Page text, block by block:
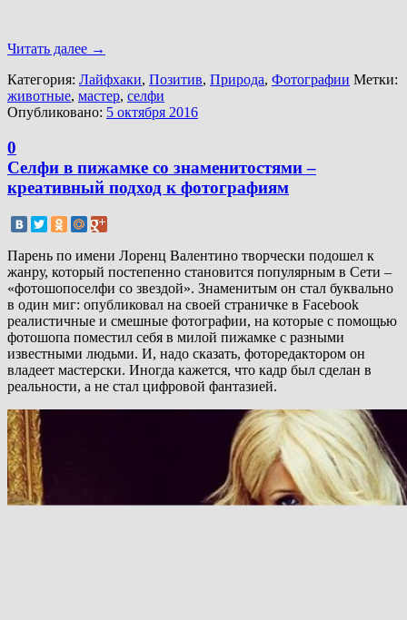
Читать далее →
Категория: Лайфхаки, Позитив, Природа, Фотографии Метки:
животные, мастер, селфи
Опубликовано: 5 октября 2016
0
Селфи в пижамке со знаменитостями –
креативный подход к фотографиям
Парень по имени Лоренц Валентино творчески подошел к
жанру, который постепенно становится популярным в Сети –
«фотошопоселфи со звездой». Знаменитым он стал буквально
в один миг: опубликовал на своей страничке в Facebook
реалистичные и смешные фотографии, на которые с помощью
фотошопа поместил себя в милой пижамке с разными
известными людьми. И, надо сказать, фоторедактором он
владеет мастерски. Иногда кажется, что кадр был сделан в
реальности, а не стал цифровой фантазией.